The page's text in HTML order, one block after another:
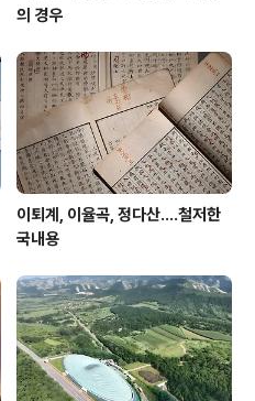
의 경우
이퇴계, 이율곡, 정다산....철저한
국내용